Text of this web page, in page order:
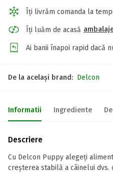
Îți livrăm comanda la
Îți luăm de acasă
Ai banii înapoi rapid dacă
De la același brand: Delcon
Informatii Ingrediente
Descriere
Cu Delcon Puppy alegeți
creșterea stabilă a câinelui dvs.